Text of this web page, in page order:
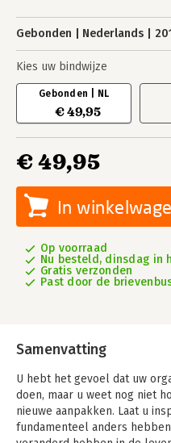
Gebonden Nederlands
Kies uw bindwijze
Gebonden | NL
€ 49,95
€ 49,95
In
Op voorraad
Nu besteld, dinsdag in
Gratis verzonden
Past door de
Samenvatting
U hebt het gevoel dat uw
doen, maar u weet nog niet
nieuwe aanpakken. Laat u
fundamenteel anders